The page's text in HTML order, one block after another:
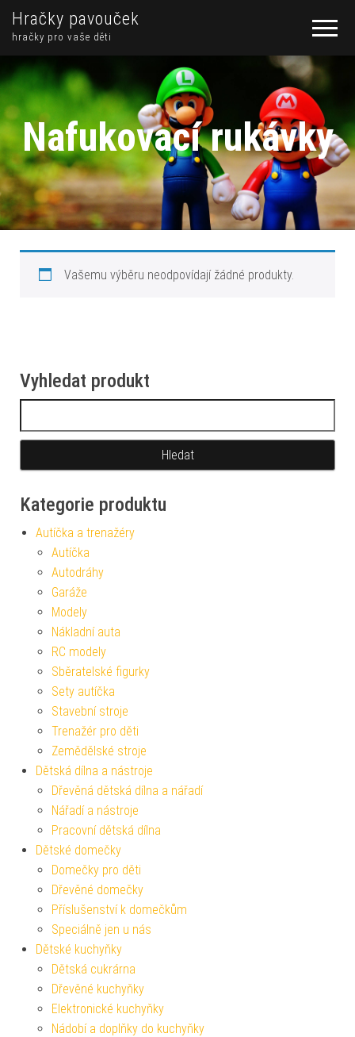
Hračky pavouček
hračky pro vaše děti
Nafukovací rukávky
Vašemu výběru neodpovídají žádné produkty.
Vyhledat produkt
Kategorie produktu
Autíčka a trenažéry
Autíčka
Autodráhy
Garáže
Modely
Nákladní auta
RC modely
Sběratelské figurky
Sety autíčka
Stavební stroje
Trenažér pro děti
Zemědělské stroje
Dětská dílna a nástroje
Dřevěná dětská dílna a nářadí
Nářadí a nástroje
Pracovní dětská dílna
Dětské domečky
Domečky pro děti
Dřevěné domečky
Příslušenství k domečkům
Speciálně jen u nás
Dětské kuchyňky
Dětská cukrárna
Dřevěné kuchyňky
Elektronické kuchyňky
Nádobí a doplňky do kuchyňky